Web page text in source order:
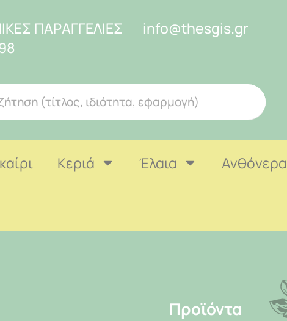
ΠΑΡΑΓΓΕΛΙΕΣ
info@thesgis.gr
Κεριά Έλαια Ανθόνερα
Προϊόντα